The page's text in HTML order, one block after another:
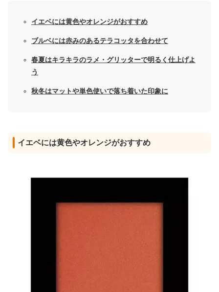
イエベには黄色やオレンジがおすすめ
ブルベには赤みのあるテラコッタを合わせて
春夏はキラキラのラメ・グリッターで明るく仕上げよ
う
秋冬はマットや単色使いで落ち着いた印象に
イエベには黄色やオレンジがおすすめ